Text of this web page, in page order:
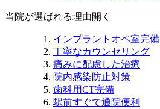
当院が選ばれる理由開く
インプラントオペ室完備
丁寧なカウンセリング
痛みに配慮した治療
院内感染防止対策
歯科用CT完備
駅前すぐで通院便利